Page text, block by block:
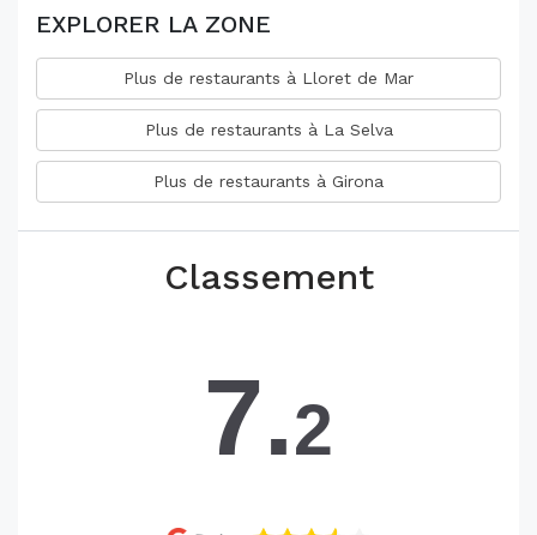
EXPLORER LA ZONE
Plus de restaurants à Lloret de Mar
Plus de restaurants à La Selva
Plus de restaurants à Girona
Classement
7.2